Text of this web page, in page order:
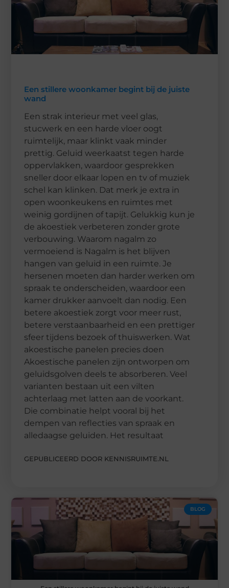
Een stillere woonkamer begint bij de juiste
wand
Een strak interieur met veel glas,
stucwerk en een harde vloer oogt
ruimtelijk, maar klinkt vaak minder
prettig. Geluid weerkaatst tegen harde
oppervlakken, waardoor gesprekken
sneller door elkaar lopen en tv of muziek
schel kan klinken. Dat merk je extra in
open woonkeukens en ruimtes met
weinig gordijnen of tapijt. Gelukkig kun je
de akoestiek verbeteren zonder grote
verbouwing. Waarom nagalm zo
vermoeiend is Nagalm is het blijven
hangen van geluid in een ruimte. Je
hersenen moeten dan harder werken om
spraak te onderscheiden, waardoor een
kamer drukker aanvoelt dan nodig. Een
betere akoestiek zorgt voor meer rust,
betere verstaanbaarheid en een prettiger
sfeer tijdens bezoek of thuiswerken. Wat
akoestische panelen precies doen
Akoestische panelen zijn ontworpen om
geluidsgolven deels te absorberen. Veel
varianten bestaan uit een vilten
achterlaag met latten aan de voorkant.
Die combinatie helpt vooral bij het
dempen van reflecties van spraak en
alledaagse geluiden. Het resultaat
GEPUBLICEERD DOOR KENNISRUIMTE.NL
BLOG